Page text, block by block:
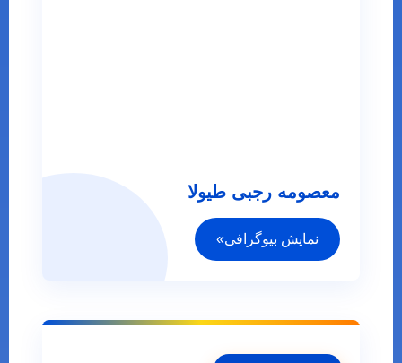
معصومه رجبی طیولا
نمایش بیوگرافی»